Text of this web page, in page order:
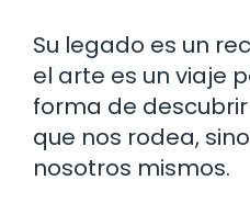
Su legado es un
el arte es un viaje
forma de
que nos rodea,
nosotros mismos.